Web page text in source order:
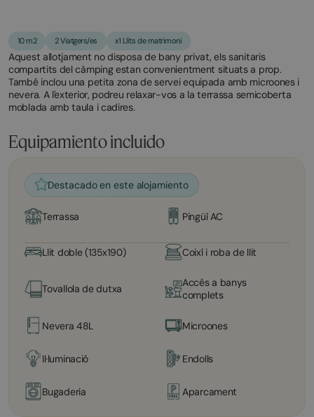
10 m2 2 Viatgers/es x1 Llits de matrimoni
Aquest allotjament no disposa de bany privat, els sanitaris
compartits del càmping estan convenientment situats a prop.
També inclou una petita zona de servei equipada amb microones i
nevera. A l'exterior, podreu relaxar-vos a la terrassa semicoberta
moblada amb taula i cadires.
Equipamiento incluido
Destacado en este alojamiento
Terrassa Pingüí AC
Llit doble (135x190) Coixí i roba de llit
Tovallola de dutxa
Accés a banys
complets
Nevera 48L Microones
Il·luminació Endolls
Bugaderia Aparcament